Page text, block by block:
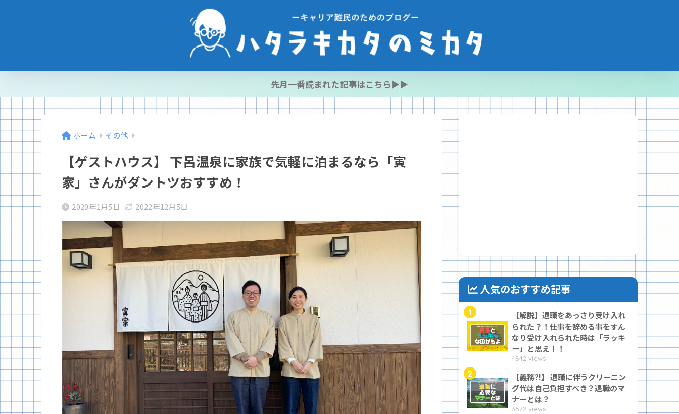
先月一番読まれた記事はこちら▶︎▶︎
ホーム その他
【ゲストハウス】 下呂温泉に家族で気軽に泊まるなら「寅
家」さんがダントツおすすめ！
2020年1月5日 2022年12月5日
人気のおすすめ記事
1
【解説】退職をあっさり受け入れ
られた？！仕事を辞める事をすん
なり受け入れられた時は「ラッキ
ー」と思え！！
4842 views
2
【義務?!】 退職に伴うクリーニン
グ代は自己負担すべき？退職のマ
ナーとは？
3572 views